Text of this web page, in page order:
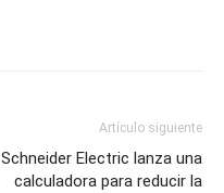
Artículo siguiente
Schneider Electric lanza una
calculadora para reducir la